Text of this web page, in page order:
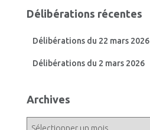
Délibérations récentes
Délibérations du 22 mars 2026
Délibérations du 2 mars 2026
Archives